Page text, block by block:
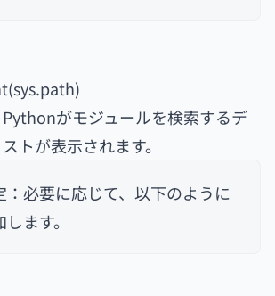
がモジュールを検索するデ
トが表示されます。
：必要に応じて、以下のように
ます。